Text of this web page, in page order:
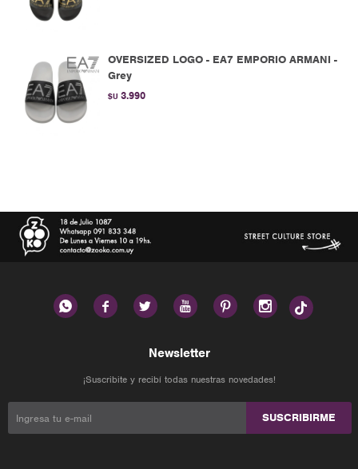
OVERSIZED LOGO - EA7 EMPORIO ARMANI -
Grey
$U 3.990
     
Newsletter
¡Suscribite y recibí todas nuestras novedades!
SUSCRIBIRME